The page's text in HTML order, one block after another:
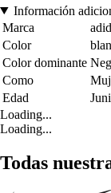
Información
Marca
Color
Color dominante
Como
Edad
Loading...
Loading...
Todas